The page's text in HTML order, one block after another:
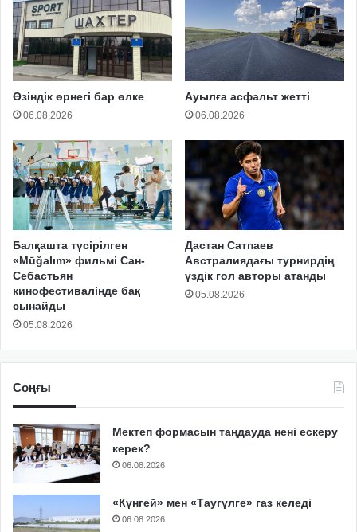
Өзіндік өрнегі бар өлке
06.08.2026
Ауылға асфальт жетті
06.08.2026
Балқашта түсірілген
«Mūğalım» фильмі Сан-
Себастьян
кинофестивалінде бақ
сынайды
05.08.2026
Дастан Сатпаев
Австралиядағы турнирдің
үздік гол авторы атанды
05.08.2026
Соңғы
Мектеп формасын таңдауда нені ескеру
керек?
06.08.2026
«Күнгей» мен «Таугүлге» газ келеді
06.08.2026